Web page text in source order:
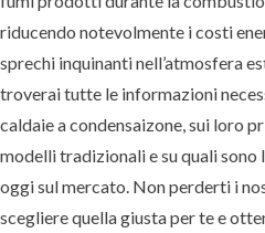
riducendo notevolmente i costi
sprechi inquinanti nell’atmosfera
troverai tutte le informazioni
caldaie a condensaizone, sui loro
modelli tradizionali e su quali
oggi sul mercato. Non perderti i
scegliere quella giusta per te e